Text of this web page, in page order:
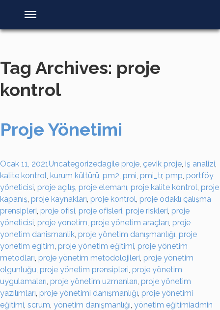
Tag Archives: proje
kontrol
Proje Yönetimi
Ocak 11, 2021Uncategorizedagile proje, çevik proje, iş analizi,
kalite kontrol, kurum kültürü, pm2, pmi, pmi_tr, pmp, portföy
yöneticisi, proje açılış, proje elemanı, proje kalite kontrol, proje
kapanış, proje kaynakları, proje kontrol, proje odaklı çalışma
prensipleri, proje ofisi, proje ofisleri, proje riskleri, proje
yöneticisi, proje yonetim, proje yönetim araçları, proje
yonetim danismanlik, proje yönetim danışmanlığı, proje
yonetim egitim, proje yönetim eğitimi, proje yönetim
metodları, proje yönetim metodolojileri, proje yönetim
olgunluğu, proje yönetim prensipleri, proje yönetim
uygulamaları, proje yönetim uzmanları, proje yönetim
yazılımları, proje yönetimi danışmanlığı, proje yönetimi
eğitimi, scrum, yönetim danışmanlığı, yönetim eğitimiadmin